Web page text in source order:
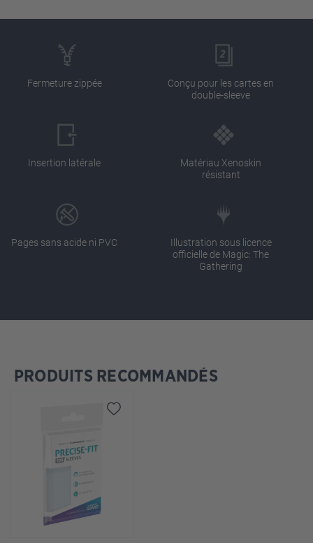
Fermeture zippée
Conçu pour les cartes en
double-sleeve
Insertion latérale
Matériau Xenoskin
résistant
Pages sans acide ni PVC
Illustration sous licence
officielle de Magic: The
Gathering
Ignorer la galerie de produits
PRODUITS RECOMMANDÉS